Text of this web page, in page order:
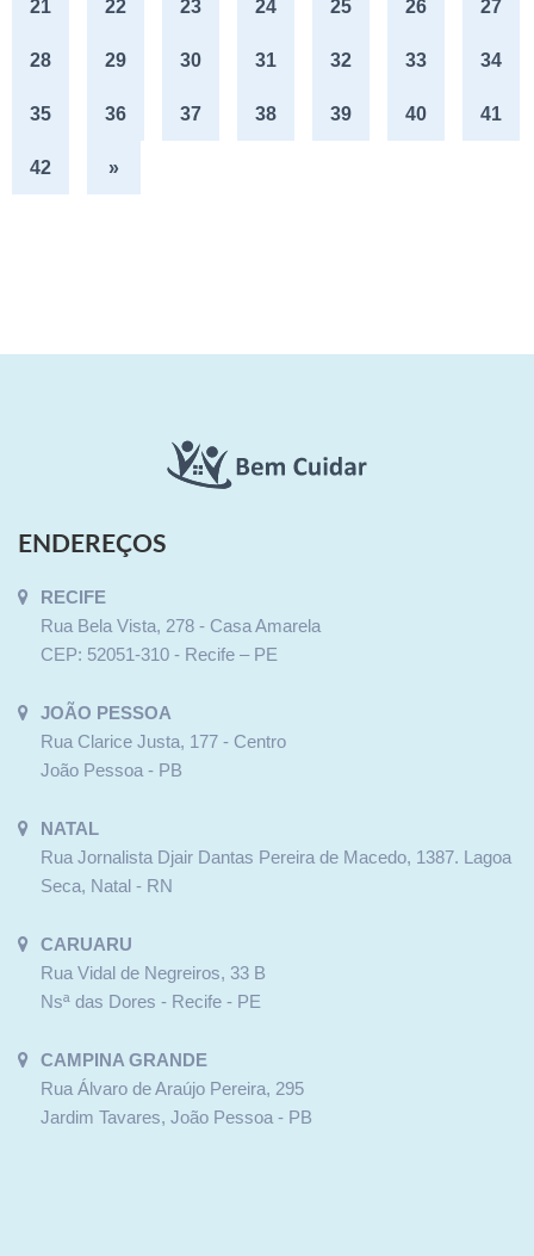
21 22 23 24 25 26 27
28 29 30 31 32 33 34
35 36 37 38 39 40 41
42 »
ENDEREÇOS
RECIFE
Rua Bela Vista, 278 - Casa Amarela
CEP: 52051-310 - Recife – PE
JOÃO PESSOA
Rua Clarice Justa, 177 - Centro
João Pessoa - PB
NATAL
Rua Jornalista Djair Dantas Pereira de Macedo, 1387. Lagoa
Seca, Natal - RN
CARUARU
Rua Vidal de Negreiros, 33 B
Nsª das Dores - Recife - PE
CAMPINA GRANDE
Rua Álvaro de Araújo Pereira, 295
Jardim Tavares, João Pessoa - PB